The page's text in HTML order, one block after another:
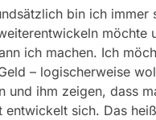
bin ich immer
möchte
ich machen. Ich
– logischerweise
und ihm zeigen, dass
sich. Das